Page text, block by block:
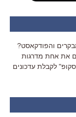
והפודקאסט?
את אחת מדרגות
לקבלת עדכונים